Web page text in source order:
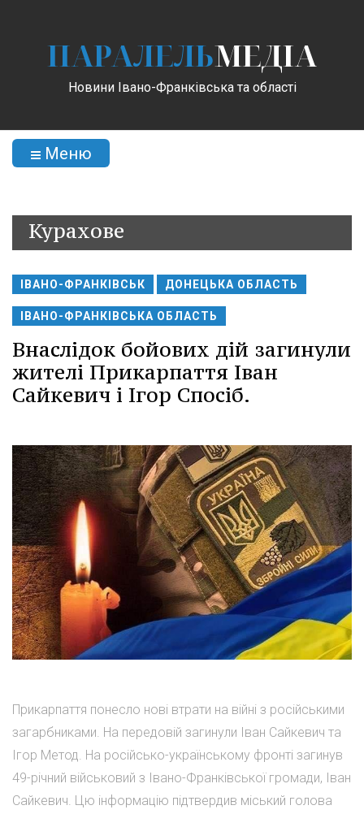
ПАРАЛЕЛЬМЕДІА
Новини Івано-Франківська та області
Меню
Курахове
ІВАНО-ФРАНКІВСЬК ДОНЕЦЬКА ОБЛАСТЬ
ІВАНО-ФРАНКІВСЬКА ОБЛАСТЬ
Внаслідок бойових дій загинули
жителі Прикарпаття Іван
Сайкевич і Ігор Спосіб.
Прикарпаття понесло нові втрати на війні з російськими
загарбниками. На передовій загинули Іван Сайкевич та
Ігор Метод. На російсько-українському фронті загинув
49-річний військовий з Івано-Франківської громади, Іван
Сайкевич. Цю інформацію підтвердив міський голова